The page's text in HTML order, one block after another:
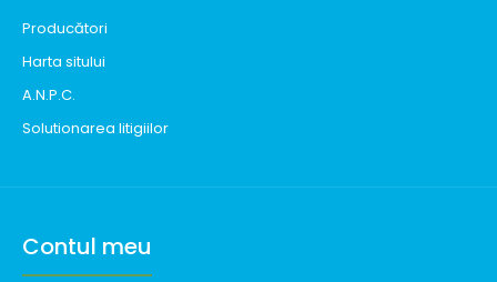
Producători
Harta sitului
A.N.P.C.
Solutionarea litigiilor
Contul meu